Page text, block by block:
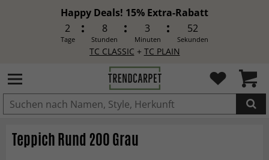
Happy Deals! 15% Extra-Rabatt
2
Tage
8
Stunden
3
Minuten
50
Sekunden
TC CLASSIC + TC PLAIN
IN DEN WARENKORB GELEGT.
Teppich Rund 200 Grau